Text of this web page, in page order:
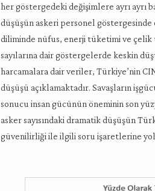
her göstergedeki değişimlere ayrı ayrı
düşüşün askeri personel
diliminde nüfus, enerji tüketimi ve
sayılarına dair göstergelerde keskin
harcamalara dair veriler, Türkiye’nin
düşüşü açıklamaktadır. Savaşların
sonucu insan gücünün öneminin son
asker sayısındaki dramatik düşüşün
güvenilirliği ile ilgili soru işaretlerine yol